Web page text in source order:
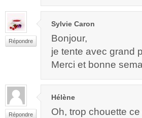
Répondre
Sylvie Caron
Bonjour,
je tente avec grand
Merci et bonne
Répondre
Hélène
Oh, trop chouette